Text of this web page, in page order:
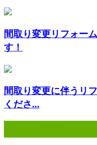
間取り変更リフォー
す！
間取り変更に伴うリ
くださ...